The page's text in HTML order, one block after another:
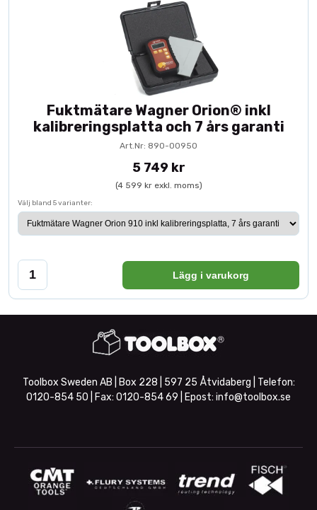
Fuktmätare Wagner Orion® inkl
kalibreringsplatta och 7 års garanti
Art.Nr: 890-00950
5 749 kr
(4 599 kr exkl. moms)
Välj bland 5 varianter:
Lägg i varukorg
Toolbox Sweden AB | Box 228 | 597 25 Åtvidaberg | Telefon:
0120-854 50 | Fax: 0120-854 69 | Epost: info@toolbox.se